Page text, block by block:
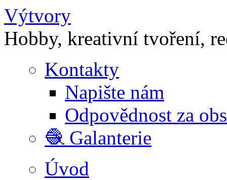
Výtvory
Hobby, kreativní tvoření,
Kontakty
Napište nám
Odpovědnost za
🧶 Galanterie
Úvod